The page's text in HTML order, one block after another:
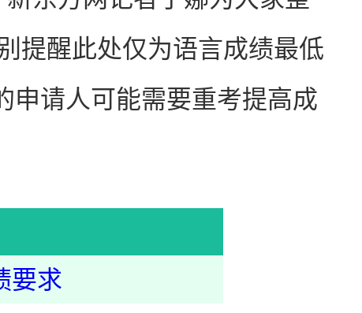
提醒此处仅为语言成绩最低
申请人可能需要重考提高成
要求